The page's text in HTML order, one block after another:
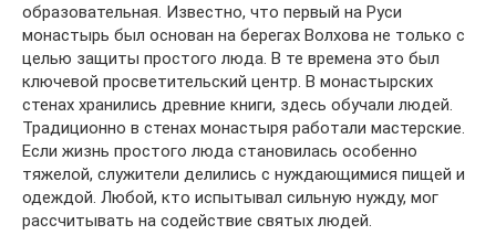
образовательная. Известно, что первый на Руси
монастырь был основан на берегах Волхова не только с
целью защиты простого люда. В те времена это был
ключевой просветительский центр. В монастырских
стенах хранились древние книги, здесь обучали людей.
Традиционно в стенах монастыря работали мастерские.
Если жизнь простого люда становилась особенно
тяжелой, служители делились с нуждающимися пищей и
одеждой. Любой, кто испытывал сильную нужду, мог
рассчитывать на содействие святых людей.